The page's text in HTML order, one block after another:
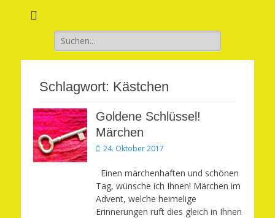
Suchen
nach:
Schlagwort: Kästchen
Goldene Schlüssel!
Märchen
Veröffentlicht
24. Oktober 2017
Einen märchenhaften und schönen
Tag, wünsche ich Ihnen! Märchen im
Advent, welche heimelige
Erinnerungen ruft dies gleich in Ihnen